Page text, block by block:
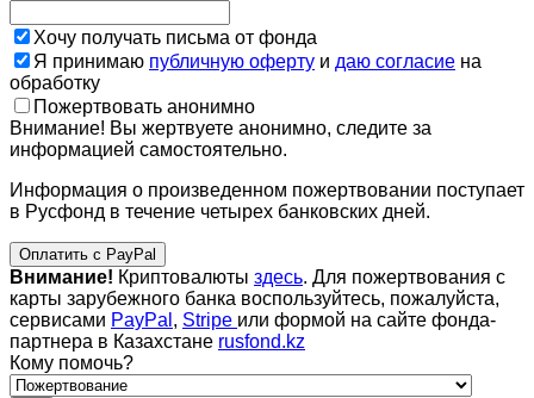
Хочу получать письма от фонда
Я принимаю публичную оферту и даю согласие на
обработку
Пожертвовать анонимно
Внимание! Вы жертвуете анонимно, следите за
информацией самостоятельно.
Информация о произведенном пожертвовании поступает
в Русфонд в течение четырех банковских дней.
Оплатить с PayPal
Внимание! Криптовалюты здесь. Для пожертвования с
карты зарубежного банка воспользуйтесь, пожалуйста,
сервисами PayPal , Stripe или формой на сайте фонда-
партнера в Казахстане rusfond.kz
Кому помочь?